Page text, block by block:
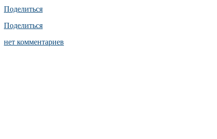
Поделиться
Поделиться
нет комментариев